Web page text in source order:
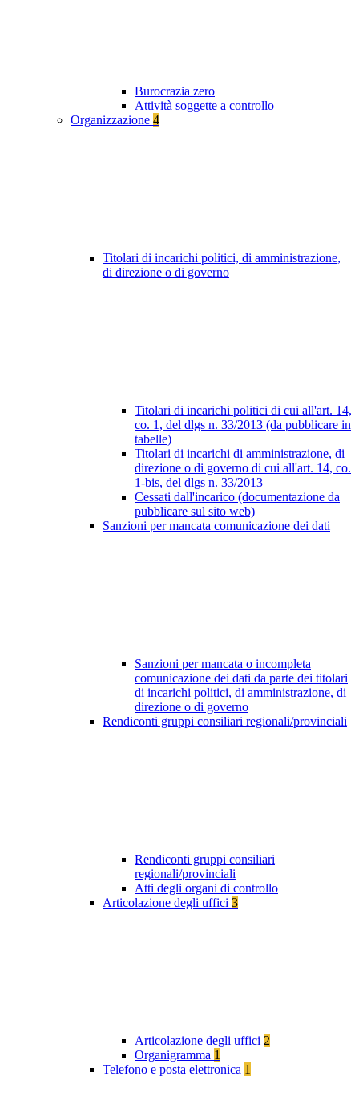
Burocrazia zero
Attività soggette a controllo
Organizzazione 4
Titolari di incarichi politici, di amministrazione,
di direzione o di governo
Titolari di incarichi politici di cui all'art. 14,
co. 1, del dlgs n. 33/2013 (da pubblicare in
tabelle)
Titolari di incarichi di amministrazione, di
direzione o di governo di cui all'art. 14, co.
1-bis, del dlgs n. 33/2013
Cessati dall'incarico (documentazione da
pubblicare sul sito web)
Sanzioni per mancata comunicazione dei dati
Sanzioni per mancata o incompleta
comunicazione dei dati da parte dei titolari
di incarichi politici, di amministrazione, di
direzione o di governo
Rendiconti gruppi consiliari regionali/provinciali
Rendiconti gruppi consiliari
regionali/provinciali
Atti degli organi di controllo
Articolazione degli uffici 3
Articolazione degli uffici 2
Organigramma 1
Telefono e posta elettronica 1